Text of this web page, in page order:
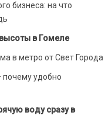
бизнеса: на что
в Гомеле
в метро от Свет Города
почему удобно
воду сразу в